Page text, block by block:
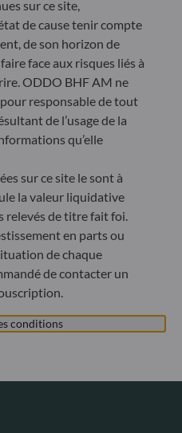
et des sociétés de
Agréé et supervisé
du Secteur Financier
contre la
prises par l’Union
ukrainienne, nous vous
dispositions des
n°398/2022, la
par la Société de
russe ou
résidant en Russie
morale, toute entité
ou en Biélorussie, à
titulaires d’un titre
dans un État membre.
sur ce site,
de cause tenir compte
de son horizon de
face aux risques liés à
ODDO BHF AM ne
responsable de tout
de l’usage de la
qu’elle
sur ce site le sont à
la valeur liquidative
relevés de titre fait foi.
en parts ou
de chaque
de contacter un
conditions